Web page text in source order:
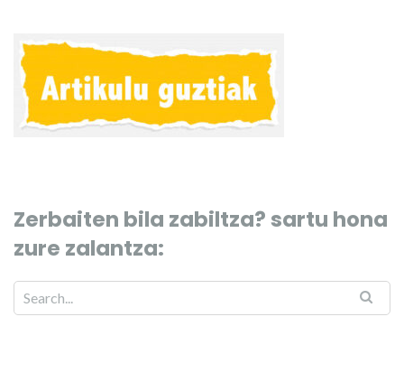
Zerbaiten bila zabiltza? sartu hona
zure zalantza: